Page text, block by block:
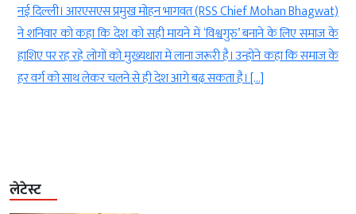
नई दिल्ली। आरएसएस प्रमुख मोहन भागवत (RSS Chief Mohan Bhagwat)
ने शनिवार को कहा कि देश को सही मायने में ‘विश्वगुरु’ बनाने के लिए समाज के
हाशिए पर रह रहे लोगों को मुख्यधारा में लाना जरूरी है। उन्होंने कहा कि समाज के
हर वर्ग को साथ लेकर चलने से ही देश आगे बढ़ सकता है। […]
लेटेस्ट